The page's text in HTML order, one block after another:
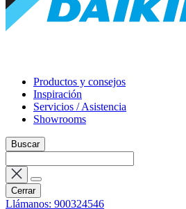
Productos y consejos
Inspiración
Servicios / Asistencia
Showrooms
Buscar
Cerrar
Llámanos: 900324546